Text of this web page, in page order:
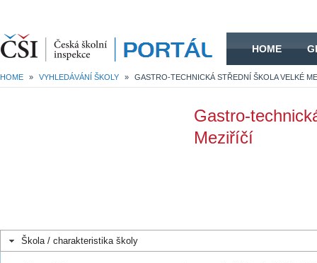
HOME
HOME » VYHLEDÁVÁNÍ ŠKOLY » GASTRO-TECHNICKÁ STŘEDNÍ ŠKOLA VELKÉ
Gastro-
Meziříčí
Škola / charakteristika školy